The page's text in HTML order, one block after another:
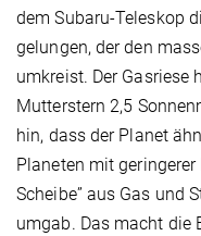
dem Subaru-Teleskop
gelungen, der den
umkreist. Der Gasriese
Mutterstern 2,5
hin, dass der Planet
Planeten mit
Scheibe” aus Gas und
umgab. Das macht die